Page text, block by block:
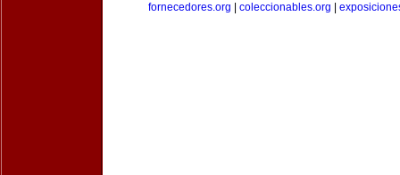
fornecedores.org
coleccionables.org